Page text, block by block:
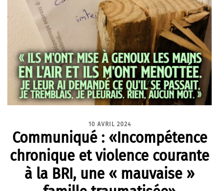
10 AVRIL 2024
Communiqué : «Incompétence
chronique et violence courante
à la BRI, une « mauvaise »